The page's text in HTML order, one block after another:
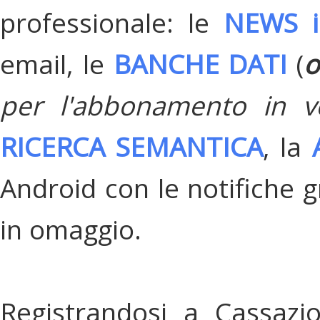
professionale: le
email, le BANCHE DATI (
per l'abbonamento in
RICERCA SEMANTICA, la
Android con le notifiche
in omaggio.
Registrandosi a